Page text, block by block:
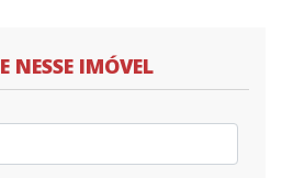
NESSE IMÓVEL